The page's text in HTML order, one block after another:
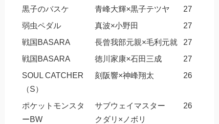
黒子のバスケ
青峰大輝×黒子テツヤ
27
弱虫ペダル
真波×小野田
27
戦国BASARA
長曾我部元親×毛利元就
27
戦国BASARA
徳川家康×石田三成
27
SOUL CATCHER
（S）
刻阪響×神峰翔太 26
ポケットモンスタ
ーBW
サブウェイマスター
クダリ×ノボリ
26